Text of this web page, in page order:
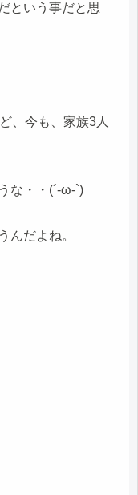
という事だと思
、今も、家族3人
な・・(´-ω-`)
んだよね。